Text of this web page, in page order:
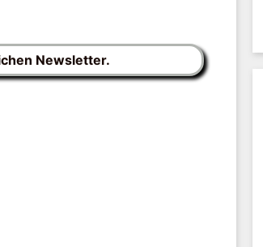
Newsletter.